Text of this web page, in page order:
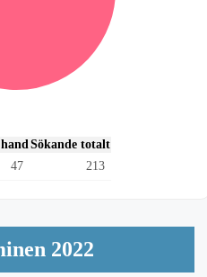
Sökande totalt
47 213
2022